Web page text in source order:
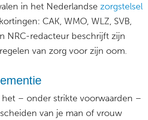
in het Nederlandse zorgstelsel
CAK, WMO, WLZ, SVB,
NRC-redacteur beschrijft zijn
van zorg voor zijn oom.
– onder strikte voorwaarden –
van je man of vrouw